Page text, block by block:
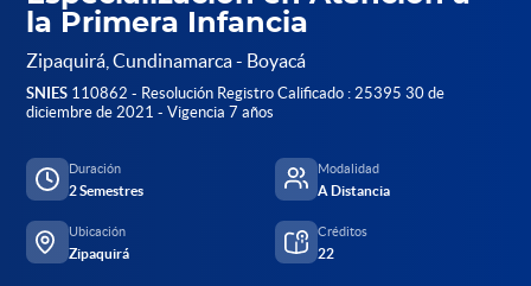
la Primera Infancia
Zipaquirá, Cundinamarca - Boyacá
SNIES 110862 - Resolución Registro Calificado : 25395 30 de
diciembre de 2021 - Vigencia 7 años
Duración
2 Semestres
Modalidad
A Distancia
Ubicación
Zipaquirá
Créditos
22